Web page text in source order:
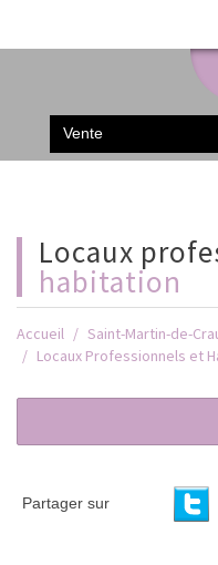
Vente
locaux
habitation
Accueil
Saint-Martin-de-
Locaux Professionnels et
Partager sur